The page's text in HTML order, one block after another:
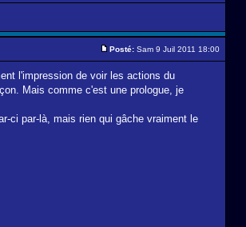
Posté: Sam 9 Juil 2011 18:00
l'impression de voir les actions du
Mais comme c'est une prologue, je
ci par-là, mais rien qui gâche vraiment le